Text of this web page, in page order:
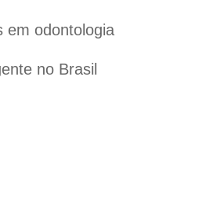
em odontologia
no Brasil